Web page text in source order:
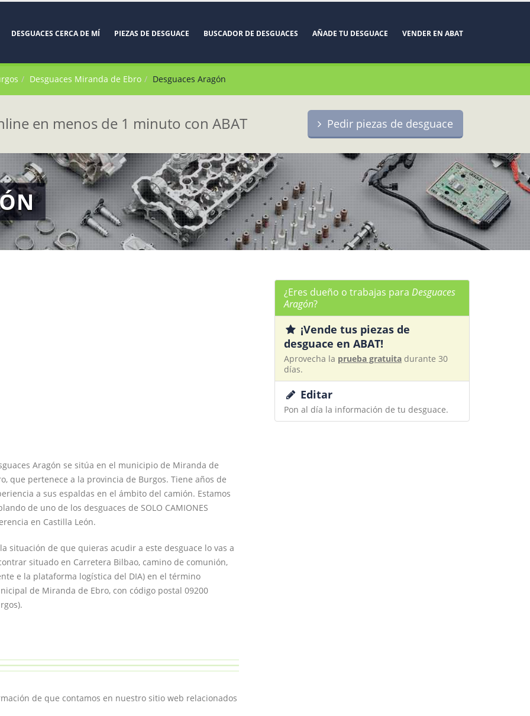
DESGUACES CERCA DE MÍ PIEZAS DE DESGUACE BUSCADOR DE DESGUACES AÑADE TU DESGUACE VENDER EN ABAT
Desguaces Miranda de Ebro Desguaces Aragón
en menos de 1 minuto con ABAT Pedir piezas de desguace
Aragón se sitúa en el municipio de Miranda de
que pertenece a la provincia de Burgos. Tiene años de
a sus espaldas en el ámbito del camión. Estamos
de uno de los desguaces de SOLO CAMIONES
en Castilla León.
situación de que quieras acudir a este desguace lo vas a
situado en Carretera Bilbao, camino de comunión,
e la plataforma logística del DIA) en el término
de Miranda de Ebro, con código postal 09200
de que contamos en nuestro sitio web relacionados
¿Eres dueño o trabajas para Desguaces
Aragón?
¡Vende tus piezas de
desguace en ABAT!
Aprovecha la prueba gratuita durante 30
días.
Editar
Pon al día la información de tu desguace.